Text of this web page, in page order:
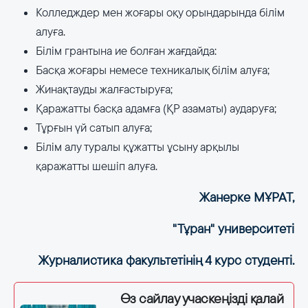
Колледждер мен жоғары оқу орындарында білім
алуға.
Білім грантына ие болған жағдайда:
Басқа жоғары немесе техникалық білім алуға;
Жинақтауды жалғастыруға;
Қаражатты басқа адамға (ҚР азаматы) аударуға;
Тұрғын үй сатып алуға;
Білім алу туралы құжатты ұсыну арқылы
қаражатты шешіп алуға.
Жанерке МҰРАТ,
"Тұран" университеті
Журналистика факультетінің 4 курс студенті.
Өз сайлау учаскеңізді қалай